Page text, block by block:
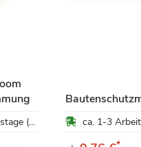
ca. 1-3 Arbeitstage (Mo-Fr)